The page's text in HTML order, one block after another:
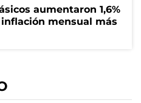
aumentaron 1,6%
mensual más